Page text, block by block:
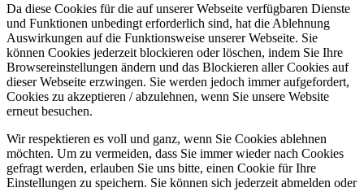
Da diese Cookies für die auf unserer Webseite verfügbaren Dienste
und Funktionen unbedingt erforderlich sind, hat die Ablehnung
Auswirkungen auf die Funktionsweise unserer Webseite. Sie
können Cookies jederzeit blockieren oder löschen, indem Sie Ihre
Browsereinstellungen ändern und das Blockieren aller Cookies auf
dieser Webseite erzwingen. Sie werden jedoch immer aufgefordert,
Cookies zu akzeptieren / abzulehnen, wenn Sie unsere Website
erneut besuchen.
Wir respektieren es voll und ganz, wenn Sie Cookies ablehnen
möchten. Um zu vermeiden, dass Sie immer wieder nach Cookies
gefragt werden, erlauben Sie uns bitte, einen Cookie für Ihre
Einstellungen zu speichern. Sie können sich jederzeit abmelden oder